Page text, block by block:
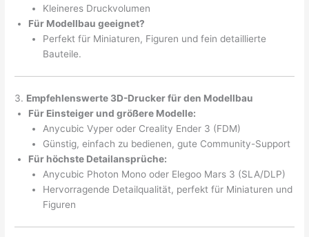
Kleineres Druckvolumen
Für Modellbau geeignet?
Perfekt für Miniaturen, Figuren und fein detaillierte
Bauteile.
3. Empfehlenswerte 3D-Drucker für den Modellbau
Für Einsteiger und größere Modelle:
Anycubic Vyper oder Creality Ender 3 (FDM)
Günstig, einfach zu bedienen, gute Community-Support
Für höchste Detailansprüche:
Anycubic Photon Mono oder Elegoo Mars 3 (SLA/DLP)
Hervorragende Detailqualität, perfekt für Miniaturen und
Figuren